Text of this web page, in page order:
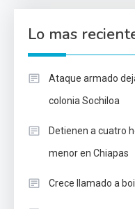
Lo mas
Ataque armado
colonia Sochiloa
Detienen a cuatro
menor en Chiapas
Crece llamado a